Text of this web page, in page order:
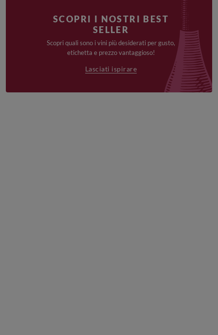
SCOPRI I NOSTRI BEST
SELLER
Scopri quali sono i vini più desiderati per gusto,
etichetta e prezzo vantaggioso!
Lasciati ispirare